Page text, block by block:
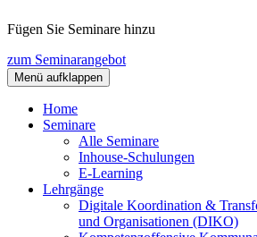
Fügen Sie Seminare hinzu
zum Seminarangebot
Menü aufklappen
Home
Seminare
Alle Seminare
Inhouse-Schulungen
E-Learning
Lehrgänge
Digitale Koordination &
und Organisationen (DIKO)